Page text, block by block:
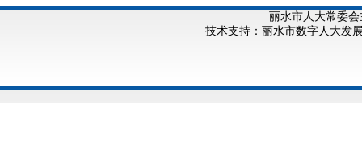
丽水市人大常委会
技术支持：丽水市数字人大发